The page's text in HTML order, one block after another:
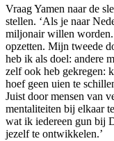
Vraag Yamen naar de
stellen. ‘Als je naar
miljonair willen
opzetten. Mijn tweede
heb ik als doel: andere
zelf ook heb gekregen:
hoef geen uien te
Juist door mensen van
mentaliteiten bij elkaar
wat ik iedereen gun bij
jezelf te ontwikkelen.’